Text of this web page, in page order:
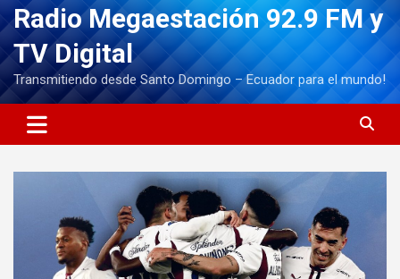
Radio Megaestación 92.9 FM y
TV Digital
Transmitiendo desde Santo Domingo – Ecuador para el mundo!